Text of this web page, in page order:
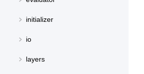
initializer
io
layers